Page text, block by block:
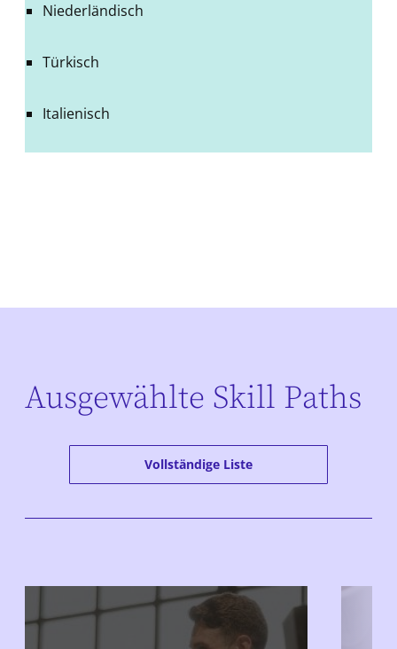
Niederländisch
Türkisch
Italienisch
Ausgewählte Skill Paths
Vollständige Liste